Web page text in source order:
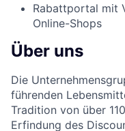
Rabattportal mit
Online-Shops
Über uns
Die
führenden
Tradition von über
Erfindung des